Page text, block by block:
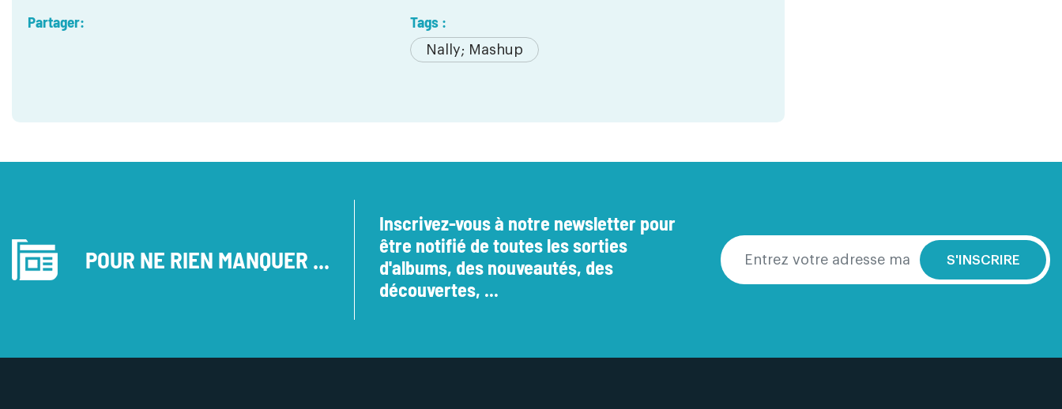
Partager: Tags :
Nally; Mashup
POUR NE RIEN MANQUER ...
Inscrivez-vous à notre newsletter pour
être notifié de toutes les sorties
d'albums, des nouveautés, des
découvertes, ...
S'INSCRIRE